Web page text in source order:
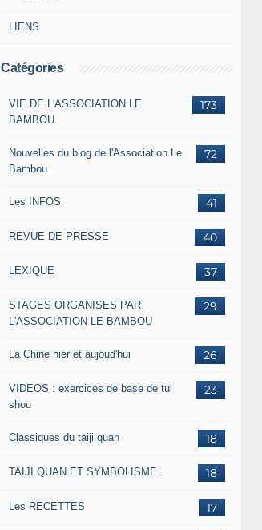
LIENS
Catégories
173
VIE DE L'ASSOCIATION LE
BAMBOU
72
Nouvelles du blog de l'Association Le
Bambou
41
Les INFOS
40
REVUE DE PRESSE
37
LEXIQUE
29
STAGES ORGANISES PAR
L'ASSOCIATION LE BAMBOU
26
La Chine hier et aujoud'hui
23
VIDEOS : exercices de base de tui
shou
18
Classiques du taiji quan
18
TAIJI QUAN ET SYMBOLISME
17
Les RECETTES